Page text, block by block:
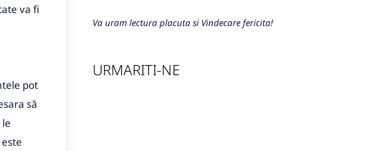
va fi
pot
să
Va uram lectura placuta si Vindecare fericita!
URMARITI-NE